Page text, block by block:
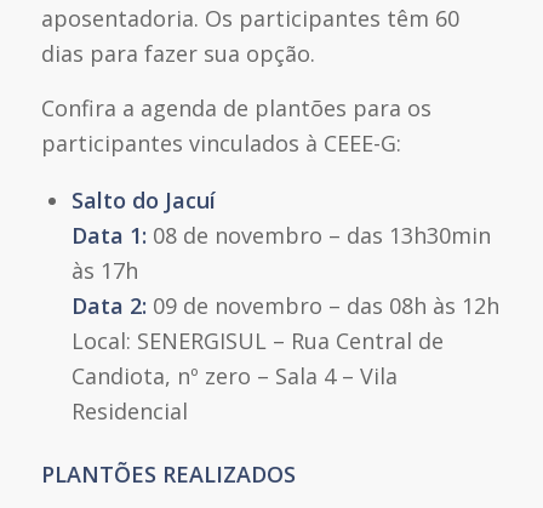
aposentadoria. Os participantes têm 60
dias para fazer sua opção.
Confira a agenda de plantões para os
participantes vinculados à CEEE-G:
Salto do Jacuí
Data 1: 08 de novembro – das 13h30min
às 17h
Data 2: 09 de novembro – das 08h às 12h
Local: SENERGISUL – Rua Central de
Candiota, nº zero – Sala 4 – Vila
Residencial
PLANTÕES REALIZADOS